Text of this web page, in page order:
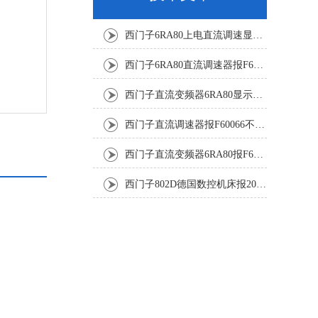
西门子6RA80上电直流调速显示F60068修复解决
西门子6RA80直流调速器报F60161修复方法有
西门子直流变频器6RA80显示报F60097代码修复
西门子直流调速器报F60066不能复位修复解决
西门子直流变频器6RA80报F60005修复排除
西门子802D德国数控机床报207016停机修复